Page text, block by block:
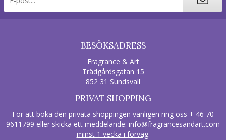
BESÖKSADRESS
Fragrance & Art
Trädgårdsgatan 15
852 31 Sundsvall
PRIVAT SHOPPING
För att boka den privata shoppingen vänligen ring oss + 46 70
9611799 eller skicka ett meddelande: info@fragrancesandart.com
minst 1 vecka i förväg.